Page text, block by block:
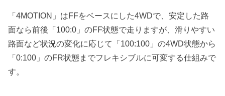
「4MOTION」はFFをベースにした4WDで、安定した路
面なら前後「100:0」のFF状態で走りますが、滑りやすい
路面など状況の変化に応じて「100:100」の4WD状態から
「0:100」のFR状態までフレキシブルに可変する仕組みで
す。